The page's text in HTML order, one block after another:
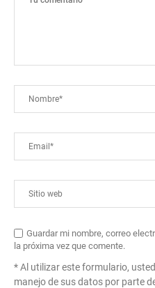
Guardar mi nombre, correo
la próxima vez que comente.
* Al utilizar este formulario,
manejo de sus datos por parte